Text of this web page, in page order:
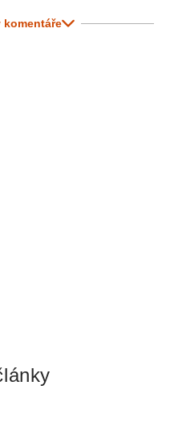
komentáře